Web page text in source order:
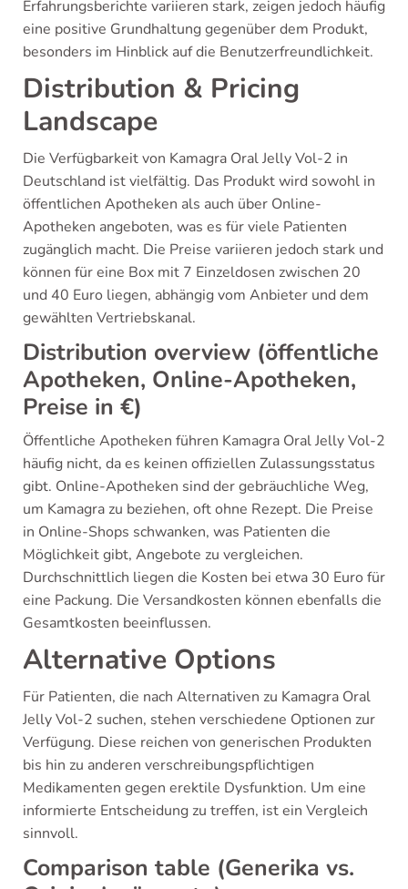
Erfahrungsberichte variieren stark, zeigen jedoch häufig
eine positive Grundhaltung gegenüber dem Produkt,
besonders im Hinblick auf die Benutzerfreundlichkeit.
Distribution & Pricing
Landscape
Die Verfügbarkeit von Kamagra Oral Jelly Vol-2 in
Deutschland ist vielfältig. Das Produkt wird sowohl in
öffentlichen Apotheken als auch über Online-
Apotheken angeboten, was es für viele Patienten
zugänglich macht. Die Preise variieren jedoch stark und
können für eine Box mit 7 Einzeldosen zwischen 20
und 40 Euro liegen, abhängig vom Anbieter und dem
gewählten Vertriebskanal.
Distribution overview (öffentliche
Apotheken, Online-Apotheken,
Preise in €)
Öffentliche Apotheken führen Kamagra Oral Jelly Vol-2
häufig nicht, da es keinen offiziellen Zulassungsstatus
gibt. Online-Apotheken sind der gebräuchliche Weg,
um Kamagra zu beziehen, oft ohne Rezept. Die Preise
in Online-Shops schwanken, was Patienten die
Möglichkeit gibt, Angebote zu vergleichen.
Durchschnittlich liegen die Kosten bei etwa 30 Euro für
eine Packung. Die Versandkosten können ebenfalls die
Gesamtkosten beeinflussen.
Alternative Options
Für Patienten, die nach Alternativen zu Kamagra Oral
Jelly Vol-2 suchen, stehen verschiedene Optionen zur
Verfügung. Diese reichen von generischen Produkten
bis hin zu anderen verschreibungspflichtigen
Medikamenten gegen erektile Dysfunktion. Um eine
informierte Entscheidung zu treffen, ist ein Vergleich
sinnvoll.
Comparison table (Generika vs.